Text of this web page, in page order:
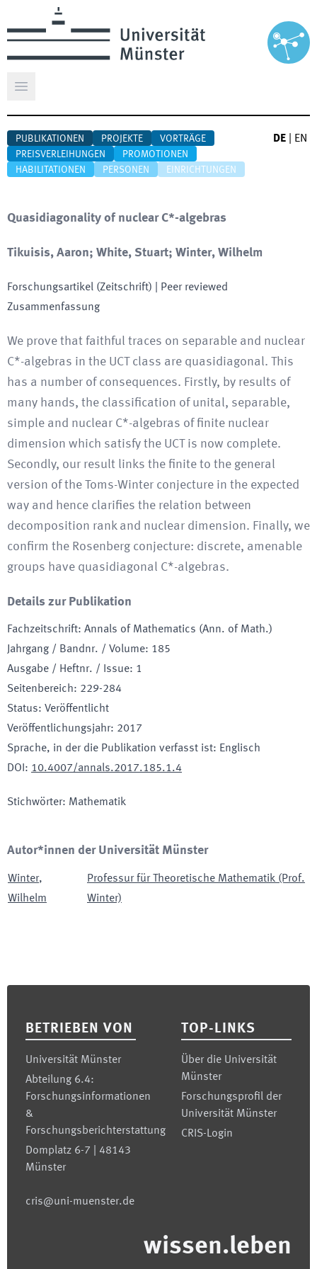
Hauptmenü öffnen
PUBLIKATIONEN PROJEKTE
VORTRÄGE
PREISVERLEIHUNGEN
PROMOTIONEN
HABILITATIONEN
PERSONEN EINRICHTUNGEN
DE EN
Quasidiagonality of nuclear C*-algebras
Tikuisis, Aaron; White, Stuart; Winter, Wilhelm
Forschungsartikel (Zeitschrift) | Peer reviewed
Zusammenfassung
We prove that faithful traces on separable and nuclear
C*-algebras in the UCT class are quasidiagonal. This
has a number of consequences. Firstly, by results of
many hands, the classification of unital, separable,
simple and nuclear C*-algebras of finite nuclear
dimension which satisfy the UCT is now complete.
Secondly, our result links the finite to the general
version of the Toms-Winter conjecture in the expected
way and hence clarifies the relation between
decomposition rank and nuclear dimension. Finally, we
confirm the Rosenberg conjecture: discrete, amenable
groups have quasidiagonal C*-algebras.
Details zur Publikation
Fachzeitschrift: Annals of Mathematics (Ann. of Math.)
Jahrgang / Bandnr. / Volume: 185
Ausgabe / Heftnr. / Issue: 1
Seitenbereich: 229-284
Status: Veröffentlicht
Veröffentlichungsjahr: 2017
Sprache, in der die Publikation verfasst ist: Englisch
DOI : 10.4007/annals.2017.185.1.4
Stichwörter: Mathematik
Autor*innen der Universität Münster
Winter,
Wilhelm
Professur für Theoretische Mathematik (Prof.
Winter)
BETRIEBEN VON
Universität Münster
Abteilung 6.4:
Forschungsinformationen
&
Forschungsberichterstattung
Domplatz 6-7 | 48143
Münster
cris@uni-muenster.de
TOP-LINKS
Über die Universität
Münster
Forschungsprofil der
Universität Münster
CRIS-Login
wissen.leben